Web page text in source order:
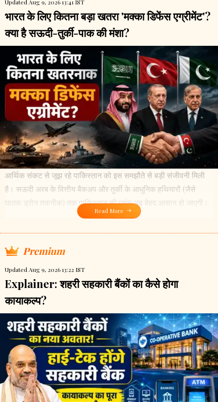
Updated Aug 9, 2026 13:41 IST
भारत के लिए कितना बड़ा खतरा 'मक्का डिफेंस एग्रीमेंट'?
क्या है सऊदी-तुर्की-पाक की मंशा?
आर्थिक संकट से जूझ रहे पाकिस्तान को इस समझौते से बड़ी संजीवनी मिली
है। सऊदी अरब के वित्तीय बैकअप और तुर्की के आधुनिक हथियारों (जैसे
घातक ड्रोन तकनीक) तक पाकिस्तान की पहुंच अब बेहद आसान हो जाएगी।
Read More
Premium
Updated Aug 9, 2026 13:22 IST
Explainer: शहरी सहकारी बैंकों का कैसे होगा
कायाकल्प?